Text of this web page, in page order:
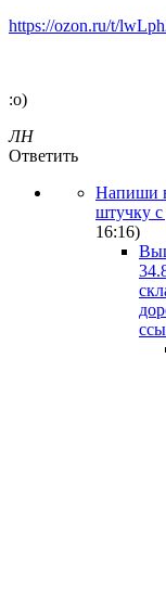
https://ozon.ru/t/
:о)
ЛН
Ответить
Напиши
штучку с
16:16)